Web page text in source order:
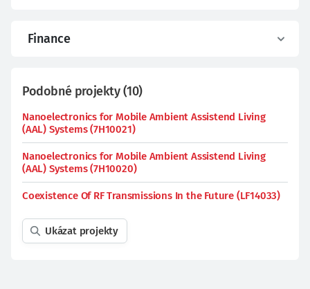
Finance
Podobné projekty(10)
Nanoelectronics for Mobile Ambient Assistend Living
(AAL) Systems (7H10021)
Nanoelectronics for Mobile Ambient Assistend Living
(AAL) Systems (7H10020)
Coexistence Of RF Transmissions In the Future (LF14033)
Ukázat projekty